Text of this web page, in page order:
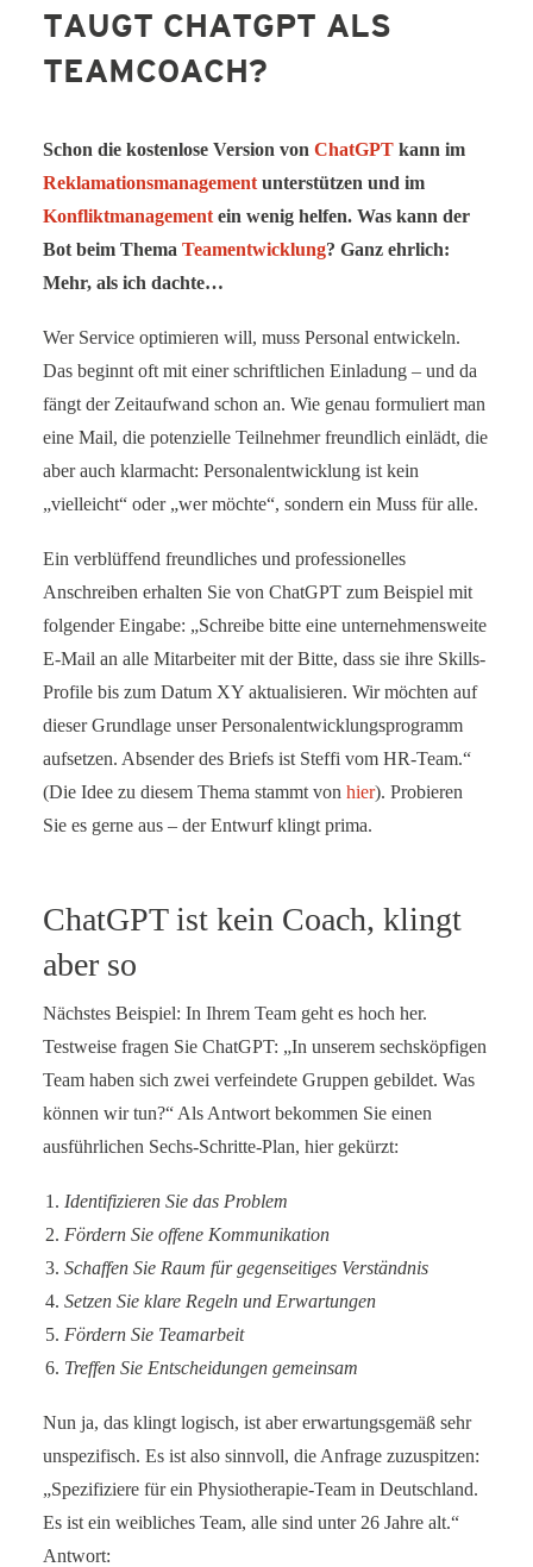
SERVICE-BLOG
BÜCHER
TAUGT CHATGPT ALS
TEAMCOACH?
Schon die kostenlose Version von ChatGPT kann im
Reklamationsmanagement unterstützen und im
Konfliktmanagement ein wenig helfen. Was kann der
Bot beim Thema Teamentwicklung? Ganz ehrlich:
Mehr, als ich dachte…
Wer Service optimieren will, muss Personal entwickeln.
Das beginnt oft mit einer schriftlichen Einladung – und da
fängt der Zeitaufwand schon an. Wie genau formuliert man
eine Mail, die potenzielle Teilnehmer freundlich einlädt, die
aber auch klarmacht: Personalentwicklung ist kein
„vielleicht“ oder „wer möchte“, sondern ein Muss für alle.
Ein verblüffend freundliches und professionelles
Anschreiben erhalten Sie von ChatGPT zum Beispiel mit
folgender Eingabe: „Schreibe bitte eine unternehmensweite
E-Mail an alle Mitarbeiter mit der Bitte, dass sie ihre Skills-
Profile bis zum Datum XY aktualisieren. Wir möchten auf
dieser Grundlage unser Personalentwicklungsprogramm
aufsetzen. Absender des Briefs ist Steffi vom HR-Team.“
(Die Idee zu diesem Thema stammt von hier). Probieren
Sie es gerne aus – der Entwurf klingt prima.
ChatGPT ist kein Coach, klingt
aber so
Nächstes Beispiel: In Ihrem Team geht es hoch her.
Testweise fragen Sie ChatGPT: „In unserem sechsköpfigen
Team haben sich zwei verfeindete Gruppen gebildet. Was
können wir tun?“ Als Antwort bekommen Sie einen
ausführlichen Sechs-Schritte-Plan, hier gekürzt:
Identifizieren Sie das Problem
Fördern Sie offene Kommunikation
Schaffen Sie Raum für gegenseitiges Verständnis
Setzen Sie klare Regeln und Erwartungen
Fördern Sie Teamarbeit
Treffen Sie Entscheidungen gemeinsam
Nun ja, das klingt logisch, ist aber erwartungsgemäß sehr
unspezifisch. Es ist also sinnvoll, die Anfrage zuzuspitzen:
„Spezifiziere für ein Physiotherapie-Team in Deutschland.
Es ist ein weibliches Team, alle sind unter 26 Jahre alt.“
Antwort: